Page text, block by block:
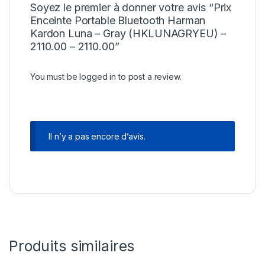
Soyez le premier à donner votre avis “Prix
Enceinte Portable Bluetooth Harman
Kardon Luna – Gray (HKLUNAGRYEU) –
2110.00 – 2110.00”
You must belogged in to post a review.
Il n’y a pas encore d’avis.
Produits similaires